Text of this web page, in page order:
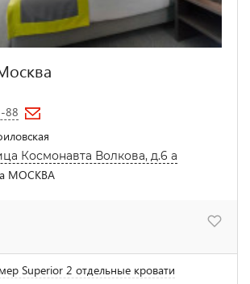
88
Космонавта Волкова, д.6 а
МОСКВА
Superior 2 отдельные кровати